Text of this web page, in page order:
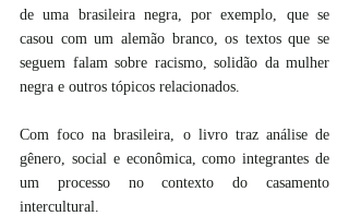
de uma brasileira negra, por exemplo, que se
casou com um alemão branco, os textos que se
seguem falam sobre racismo, solidão da mulher
negra e outros tópicos relacionados.
Com foco na brasileira, o livro traz análise de
gênero, social e econômica, como integrantes de
um processo no contexto do casamento
intercultural.